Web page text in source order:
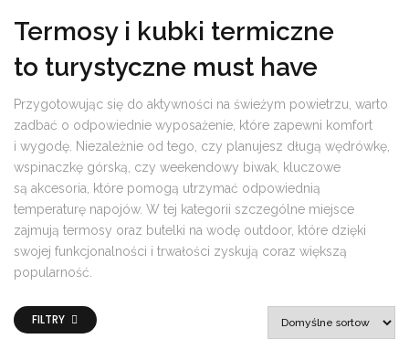
Termosy i kubki termiczne
to turystyczne must have
Przygotowując się do aktywności na świeżym powietrzu, warto
zadbać o odpowiednie wyposażenie, które zapewni komfort
i wygodę. Niezależnie od tego, czy planujesz długą wędrówkę,
wspinaczkę górską, czy weekendowy biwak, kluczowe
są akcesoria, które pomogą utrzymać odpowiednią
temperaturę napojów. W tej kategorii szczególne miejsce
zajmują termosy oraz butelki na wodę outdoor, które dzięki
swojej funkcjonalności i trwałości zyskują coraz większą
popularność.
FILTRY